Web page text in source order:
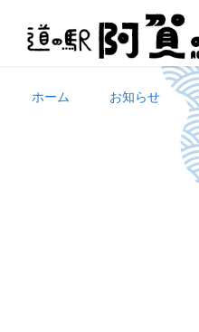
ホーム お知らせ